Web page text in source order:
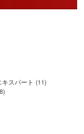
スパート (11)